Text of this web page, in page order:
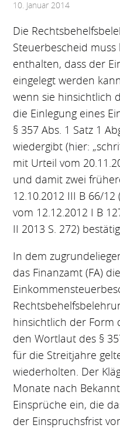
10. Januar 2014
Die
Steuerbescheid
enthalten, dass der
eingelegt werden
wenn sie hinsichtlich
die Einlegung eines
§ 357 Abs. 1 Satz 1
wiedergibt (hier:
mit Urteil vom
und damit zwei
12.10.2012 III B 66/12
vom 12.12.2012 I B
II 2013 S. 272)
In dem
das Finanzamt (FA) die
hinsichtlich der Form
den Wortlaut des §
für die Streitjahre
wiederholten. Der
Monate nach
Einsprüche ein, die
der Einspruchsfrist